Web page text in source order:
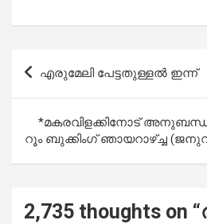
ce
o
o
k
at
s
A
p
p
tt
er
ail
Post
navigation
എരുമേലി പേട്ടതുള്ളൽ ഇന്ന്
*മകരവിളക്കിനോട്
റൂം ബുക്കിംഗ് ഞായറാഴ്ച്ച
2,735 thoughts on “